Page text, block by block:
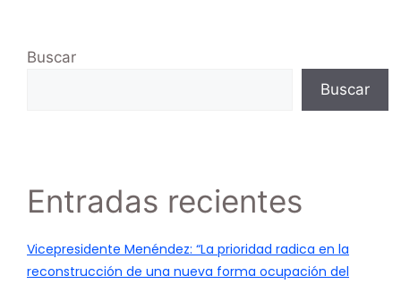
Buscar
Buscar
Entradas recientes
Vicepresidente Menéndez: “La prioridad radica en la
reconstrucción de una nueva forma ocupación del